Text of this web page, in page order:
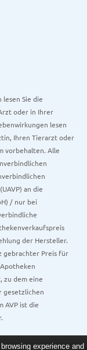
Sie die
oder in Ihrer
lesen
Ihren Tierarzt oder
vorbehalten. Alle
an die
/ nur bei
der Hersteller.
gebrachter Preis für
zu dem eine
gesetzlichen
AVP ist die
experience and